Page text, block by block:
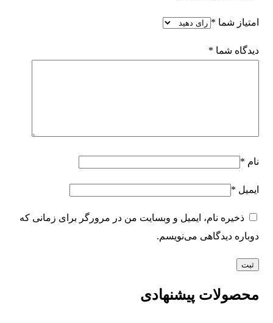
امتیاز شما *
دیدگاه شما *
نام *
ایمیل *
ذخیره نام، ایمیل و وبسایت من در مرورگر برای زمانی که
دوباره دیدگاهی می‌نویسم.
محصولات پیشنهادی